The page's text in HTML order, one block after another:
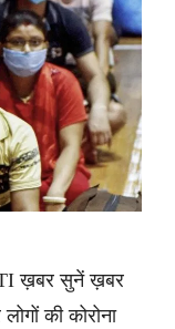
ख़बर सुनें ख़बर
की कोरोना